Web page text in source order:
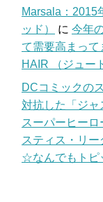
Marsala：2015
ッド）
に 今年
て需要高まっ
HAIR （ジュー
DCコミックの
対抗した「ジャ
スーパーヒー
スティス・リ
☆なんでもトピ